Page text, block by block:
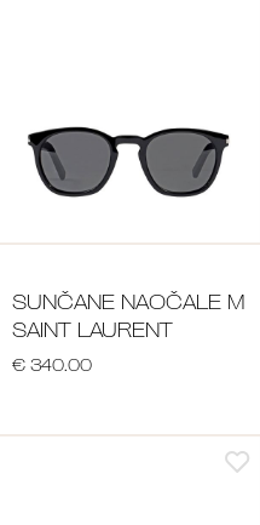
SUNČANE NAOČALE M
SAINT LAURENT
€ 340.00